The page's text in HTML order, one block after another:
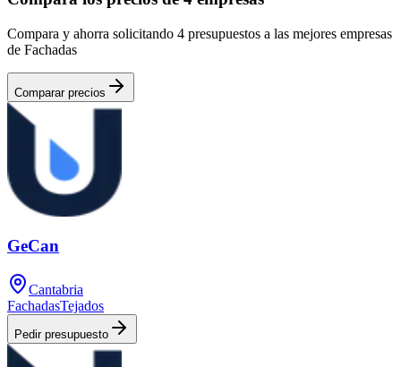
Compara y ahorra solicitando 4 presupuestos a las mejores empresas
de Fachadas
Comparar precios
GeCan
Cantabria
FachadasTejados
Pedir presupuesto